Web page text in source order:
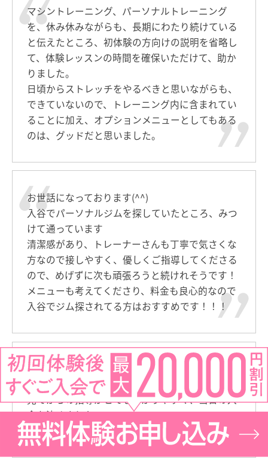
マシントレーニング、パーソナルトレーニング
を、休み休みながらも、長期にわたり続けている
と伝えたところ、初体験の方向けの説明を省略し
て、体験レッスンの時間を確保いただけて、助か
りました。
日頃からストレッチをやるべきと思いながらも、
できていないので、トレーニング内に含まれてい
ることに加え、オプションメニューとしてもある
のは、グッドだと思いました。
お世話になっております(^^)
入谷でパーソナルジムを探していたところ、みつ
けて通っています
清潔感があり、トレーナーさんも丁寧で気さくな
方なので接しやすく、優しくご指導してくださる
ので、めげずに次も頑張ろうと続けれそうです！
メニューも考えてくださり、料金も良心的なので
入谷でジム探されてる方はおすすめです！！！
体験で来させて頂きました。
通いやすい駅前で、立ち方・身体の使い方の癖を
見てからの指導がとても分かりやすく、当日の入
会を決めました。
今後のトレーニングも楽しみです。